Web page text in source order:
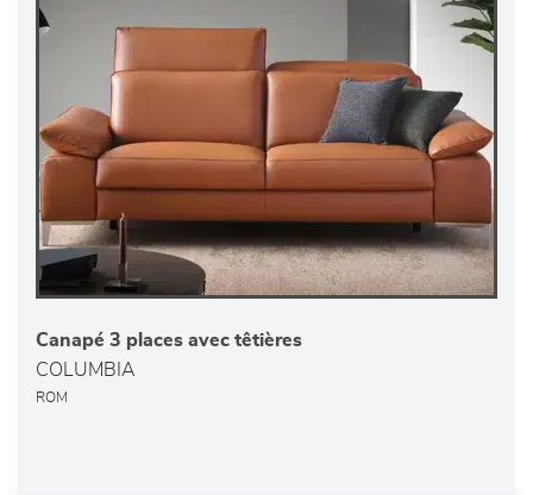
Canapé 3 places avec têtières
COLUMBIA
ROM